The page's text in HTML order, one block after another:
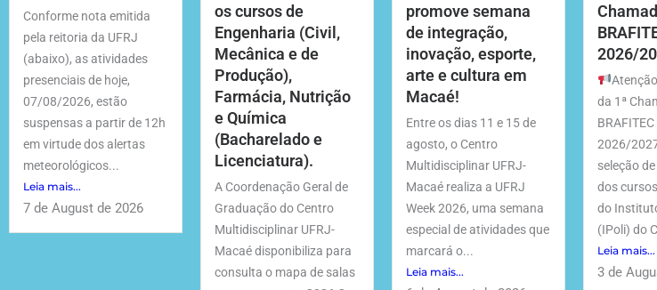
Conforme nota emitida
pela reitoria da UFRJ
(abaixo), as atividades
presenciais de hoje,
07/08/2026, estão
suspensas a partir de 12h
em virtude dos alertas
meteorológicos...
Leia mais...
7 de August de 2026
os cursos de
Engenharia (Civil,
Mecânica e de
Produção),
Farmácia, Nutrição
e Química
(Bacharelado e
Licenciatura).
A Coordenação Geral de
Graduação do Centro
Multidisciplinar UFRJ-
Macaé disponibiliza para
consulta o mapa de salas
promove semana
de integração,
inovação, esporte,
arte e cultura em
Macaé!
Entre os dias 11 e 15 de
agosto, o Centro
Multidisciplinar UFRJ-
Macaé realiza a UFRJ
Week 2026, uma semana
especial de atividades que
marcará o...
Leia mais...
2026/
da 1ª
2026/
seleção
dos
do
(IPoli) do
Leia mais...
3 de